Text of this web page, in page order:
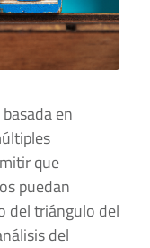
en
que
puedan
del triángulo del
del